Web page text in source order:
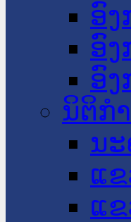
ອົ
ອົ
ອົ
ນິຕິກໍ
ນ
ແ
ແຂ